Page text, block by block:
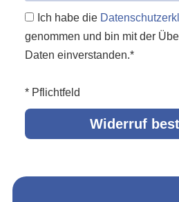
Ich habe die
genommen und bin mit der
Daten einverstanden.*
* Pflichtfeld
Widerruf